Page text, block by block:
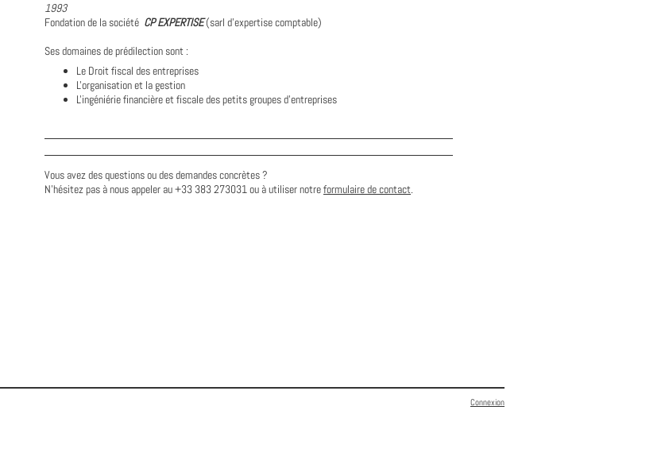
1993
Fondation de la société CP EXPERTISE(sarl d'expertise comptable)
Ses domaines de prédilection sont :
Le Droit fiscal des entreprises
L'organisation et la gestion
L'ingéniérie financière et fiscale des petits groupes d'entreprises
Vous avez des questions ou des demandes concrètes ?
N'hésitez pas à nous appeler au +33 383 273031 ou à utiliser notreformulaire de contact.
Connexion